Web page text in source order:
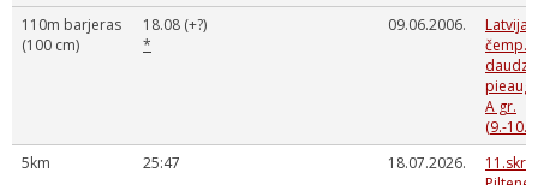
110m barjeras
(100 cm)
18.08 (+?)
*
09.06.2006.
Latvijas
čemp.
daudzc.
A gr.
(9.-
5km
25:47 18.07.2026.